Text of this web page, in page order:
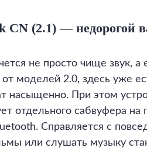
CN (2.1) — недорогой
не просто чище звук,
от моделей 2.0, здесь уже
насыщенно. При этом
отдельного сабвуфера на
Справляется с
или слушать музыку